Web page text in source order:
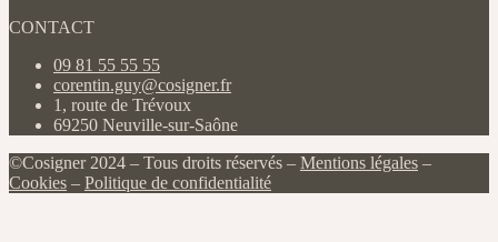
CONTACT
09 81 55 55 55
corentin.guy@cosigner.fr
1, route de Trévoux
69250 Neuville-sur-Saône
©Cosigner 2024 – Tous droits réservés – Mentions légales –
Cookies – Politique de confidentialité